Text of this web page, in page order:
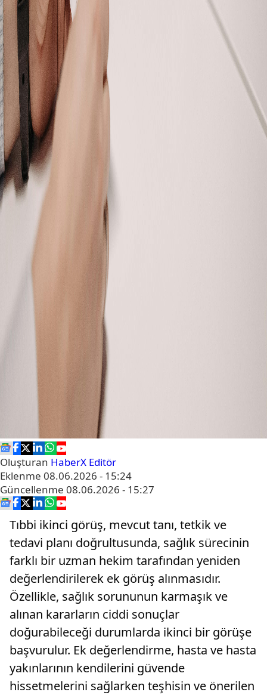
Oluşturan HaberX Editör
Eklenme 08.06.2026 - 15:24
Güncellenme 08.06.2026 - 15:27
Tıbbi ikinci görüş, mevcut tanı, tetkik ve
tedavi planı doğrultusunda, sağlık sürecinin
farklı bir uzman hekim tarafından yeniden
değerlendirilerek ek görüş alınmasıdır.
Özellikle, sağlık sorununun karmaşık ve
alınan kararların ciddi sonuçlar
doğurabileceği durumlarda ikinci bir görüşe
başvurulur. Ek değerlendirme, hasta ve hasta
yakınlarının kendilerini güvende
hissetmelerini sağlarken teşhisin ve önerilen